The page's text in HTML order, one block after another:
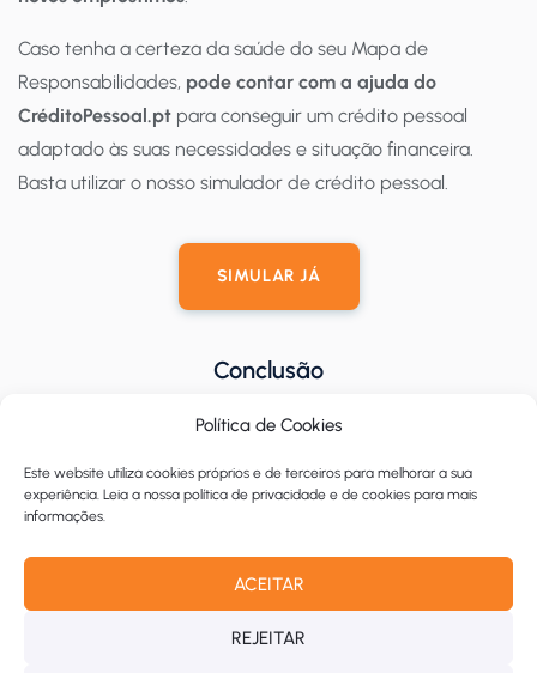
Política de Cookies
Este website utiliza cookies próprios e de terceiros para melhorar a sua
experiência. Leia a nossa política de privacidade e de cookies para mais
informações.
ACEITAR
REJEITAR
Caso tenha a certeza da saúde do seu Mapa de
Responsabilidades, pode contar com a ajuda do
CréditoPessoal.pt para conseguir um crédito pessoal
adaptado às suas necessidades e situação financeira.
Basta utilizar o nosso simulador de crédito pessoal.
SIMULAR JÁ
Conclusão
Com o passar dos anos, é normal que já não se recorde de
sejam empréstimos ou cartões de crédito. Por esse motivo,
ter acesso ao seu
pode ser uma ajuda valiosa.
Este documento é uma boa forma degerir o seu histórico
e perceber quais as dívidas que tem de saldar.